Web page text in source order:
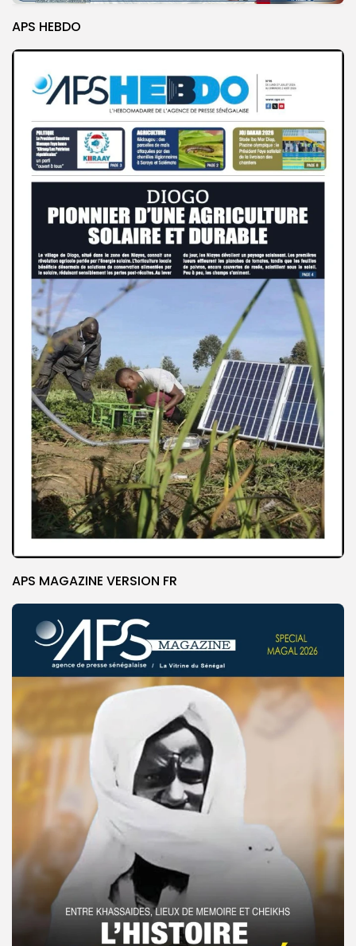
APS HEBDO
APS MAGAZINE VERSION FR